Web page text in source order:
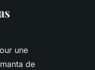
une
de